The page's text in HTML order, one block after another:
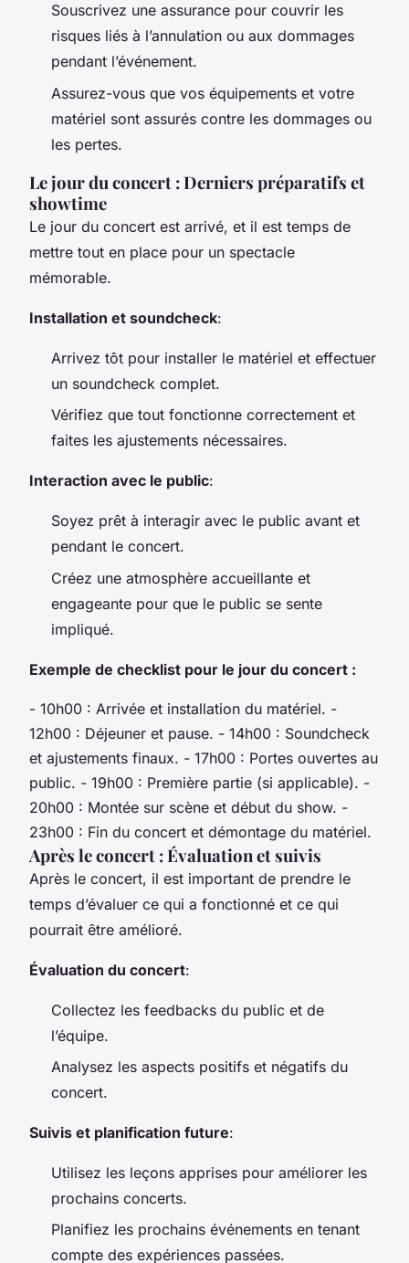
Souscrivez une assurance pour couvrir les
risques liés à l’annulation ou aux dommages
pendant l’événement.
Assurez-vous que vos équipements et votre
matériel sont assurés contre les dommages ou
les pertes.
Le jour du concert : Derniers préparatifs et
showtime
Le jour du concert est arrivé, et il est temps de
mettre tout en place pour un spectacle
mémorable.
Installation et soundcheck:
Arrivez tôt pour installer le matériel et effectuer
un soundcheck complet.
Vérifiez que tout fonctionne correctement et
faites les ajustements nécessaires.
Interaction avec le public:
Soyez prêt à interagir avec le public avant et
pendant le concert.
Créez une atmosphère accueillante et
engageante pour que le public se sente
impliqué.
Exemple de checklist pour le jour du concert :
- 10h00 : Arrivée et installation du matériel. -
12h00 : Déjeuner et pause. - 14h00 : Soundcheck
et ajustements finaux. - 17h00 : Portes ouvertes au
public. - 19h00 : Première partie (si applicable). -
20h00 : Montée sur scène et début du show. -
23h00 : Fin du concert et démontage du matériel.
Après le concert : Évaluation et suivis
Après le concert, il est important de prendre le
temps d’évaluer ce qui a fonctionné et ce qui
pourrait être amélioré.
Évaluation du concert:
Collectez les feedbacks du public et de
l’équipe.
Analysez les aspects positifs et négatifs du
concert.
Suivis et planification future:
Utilisez les leçons apprises pour améliorer les
prochains concerts.
Planifiez les prochains événements en tenant
compte des expériences passées.